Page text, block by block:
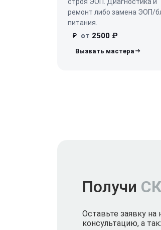
ремонт либо замена ЭОП/
питания.
₽ от 2500 ₽
Получи
Оставьте заявку
консультацию, а